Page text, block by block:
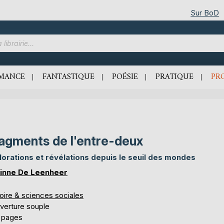
Sur BoD
FANTASTIQUE POÉSIE PRATIQUE
de l'entre-deux
et révélations depuis le seuil des mondes
De Leenheer
& sciences sociales
souple